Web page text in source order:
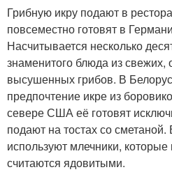
Грибную икру подают в
повсеместно готовят в
Насчитывается несколько
знаменитого блюда из
высушенных грибов. В
предпочтение икре из
севере США её готовят
подают на тостах со
используют млечники,
считаются ядовитыми.